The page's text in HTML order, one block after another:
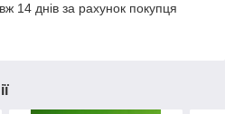
14 днів за рахунок покупця